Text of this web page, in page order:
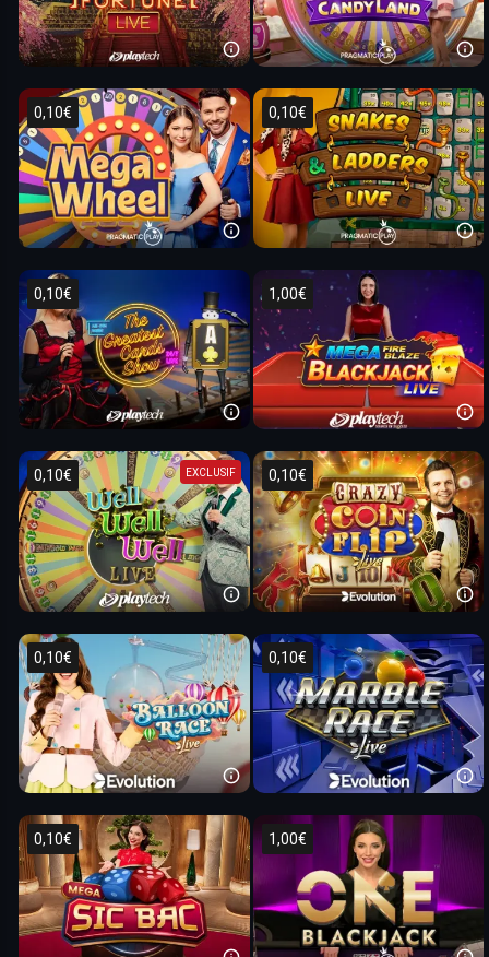
0,10€ 0,10€
0,10€ 1,00€
EXCLUSIF
0,10€ 0,10€
0,10€ 0,10€
0,10€ 1,00€